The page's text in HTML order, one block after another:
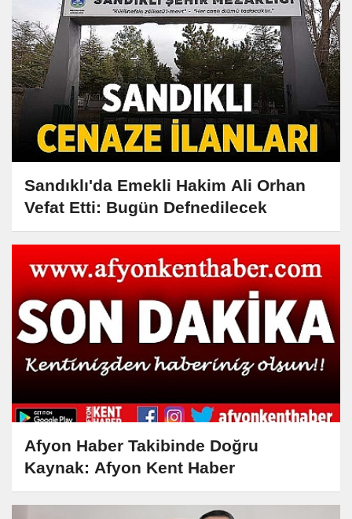
Sandıklı'da Emekli Hakim Ali Orhan
Vefat Etti: Bugün Defnedilecek
Afyon Haber Takibinde Doğru
Kaynak: Afyon Kent Haber